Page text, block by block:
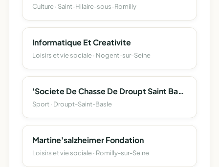
Culture · Saint-Hilaire-sous-Romilly
Informatique Et Creativite
Loisirs et vie sociale · Nogent-sur-Seine
'Societe De Chasse De Droupt Saint Basle'
Sport · Droupt-Saint-Basle
Martine'salzheimer Fondation
Loisirs et vie sociale · Romilly-sur-Seine